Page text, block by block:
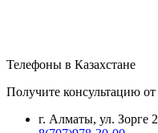
Телефоны в Казахстане
Получите консультацию
г. Алматы, ул. Зорге